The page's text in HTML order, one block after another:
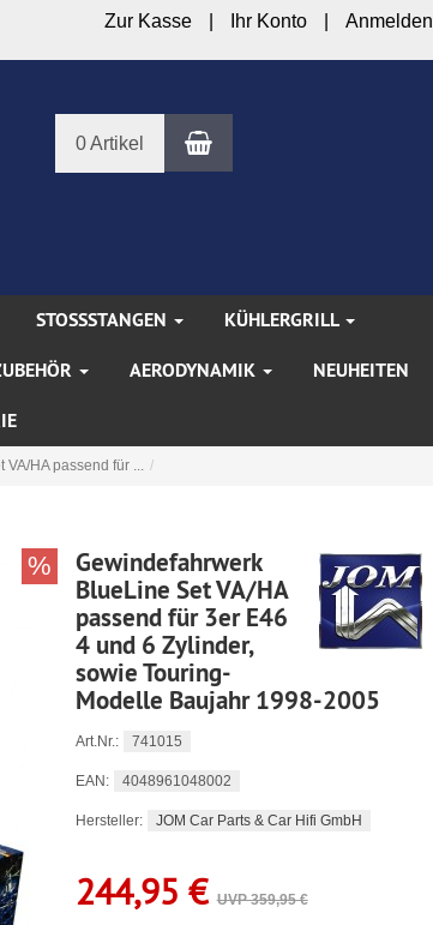
Zur Kasse Ihr Konto Anmelden
0 Artikel Warenkorb
STOSSSTANGEN
KÜHLERGRILL
AERODYNAMIK
NEUHEITEN
HA passend für ...
%
Gewindefahrwerk
BlueLine Set VA/HA
passend für 3er E46
4 und 6 Zylinder,
sowie Touring-
Modelle Baujahr 1998-2005
Art.Nr.: 741015
EAN: 4048961048002
Hersteller: JOM Car Parts & Car Hifi GmbH
244,95 € UVP 359,95 €